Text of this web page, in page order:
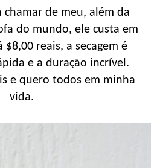
de meu, além da
do mundo, ele custa em
$8,00 reais, a secagem é
e a duração incrível.
e quero todos em minha
vida.